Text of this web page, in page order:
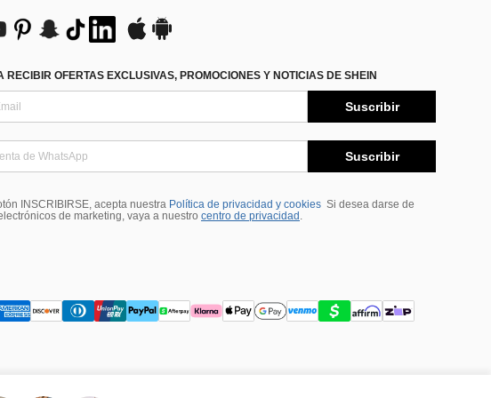
RECIBIR OFERTAS EXCLUSIVAS, PROMOCIONES Y NOTICIAS DE SHEIN
Suscribir
Suscribir
INSCRIBIRSE, acepta nuestra Política de privacidad y cookies Si desea darse de
de marketing, vaya a nuestro centro de privacidad .